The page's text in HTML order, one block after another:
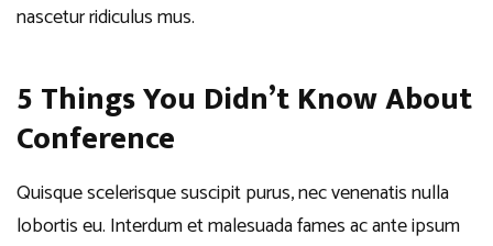
nascetur ridiculus mus.
5 Things You Didn’t Know About
Conference
Quisque scelerisque suscipit purus, nec venenatis nulla
lobortis eu. Interdum et malesuada fames ac ante ipsum